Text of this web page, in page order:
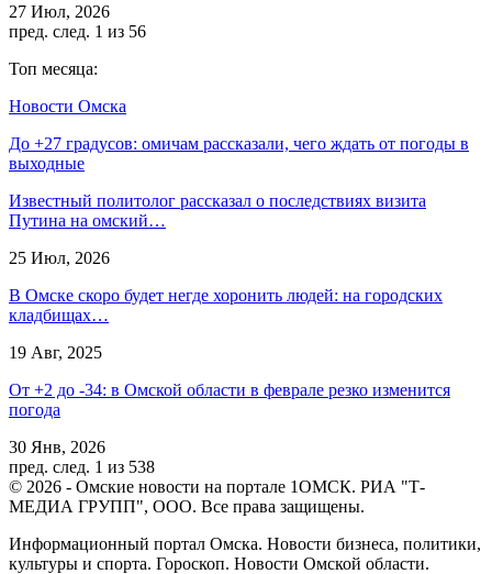
27 Июл, 2026
пред. след. 1 из 56
Топ месяца:
Новости Омска
До +27 градусов: омичам рассказали, чего ждать от погоды в
выходные
Известный политолог рассказал о последствиях визита
Путина на омский…
25 Июл, 2026
В Омске скоро будет негде хоронить людей: на городских
кладбищах…
19 Авг, 2025
От +2 до -34: в Омской области в феврале резко изменится
погода
30 Янв, 2026
пред. след. 1 из 538
© 2026 - Омские новости на портале 1ОМСК. РИА "Т-
МЕДИА ГРУПП", ООО. Все права защищены.
Информационный портал Омска. Новости бизнеса, политики,
культуры и спорта. Гороскоп. Новости Омской области.